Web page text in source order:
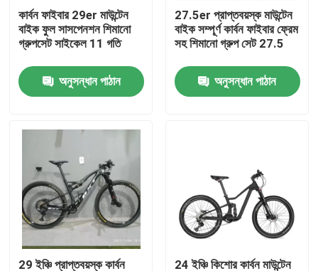
গুণমান নিয়ন্ত্রণ
আমাদের সাথে যোগাযোগ
একটি উদ্ধৃতি অনুরোধ করুন
কার্বন মাউন্টেন বাইক
কার্বন রোড বাইক
কার্বন মাউন্টেন বাইক ফ্রেম
কার্বন ফাইবার 29er মাউন্টেন
বাইক ফুল সাসপেনশন শিমানো
গ্রুপসেট সাইকেল 11 গতি
অনুসন্ধান পাঠান
27.5er প্রাপ্তবয়স্ক মাউন্টেন
বাইক সম্পূর্ণ কার্বন ফাইবার ফ্রেম
সহ শিমানো গ্রুপ সেট 27.5
অনুসন্ধান পাঠান
29 ইঞ্চি প্রাপ্তবয়স্ক কার্বন 24 ইঞ্চি কিশোর কার্বন মাউন্টেন